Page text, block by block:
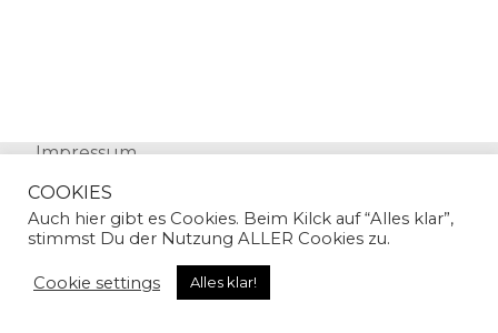
Impressum
© Copyright 2024 | Sandra Gallian | All Rights
COOKIES
Auch hier gibt es Cookies. Beim Kilck auf “Alles klar”,
stimmst Du der Nutzung ALLER Cookies zu.
Cookie settings Alles klar!